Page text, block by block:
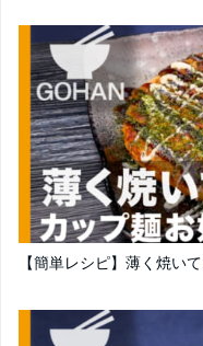
【簡単レシピ】薄く焼い